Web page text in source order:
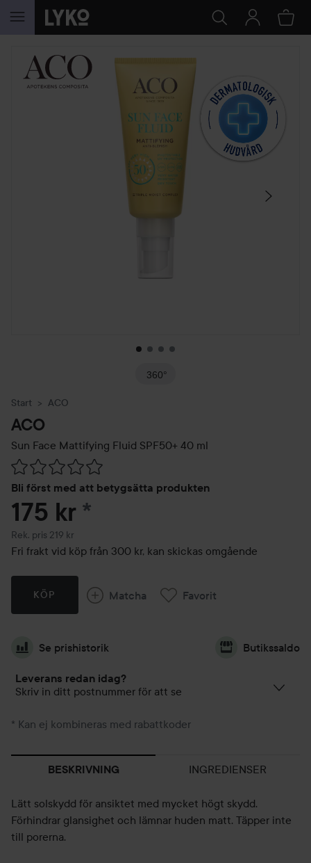
HOPPA TILL INNEHÅLLET
HOPPA ÖVER SEKTIONEN
360°
Start ACO
ACO
Sun Face Mattifying Fluid SPF50+ 40 ml
Bli först med att betygsätta produkten
Hoppa till Betyg & kommentarer
175 kr *
Rek. pris 219 kr
Rekommenderat pris 219 kr
Fri frakt vid köp från 300 kr, kan skickas omgående
KÖP Matcha Favorit
Se prishistorik Butikssaldo
Leverans redan idag?
Skriv in ditt postnummer för att se
* Kan ej kombineras med rabattkoder
BESKRIVNING INGREDIENSER
Lätt solskydd för ansiktet med mycket högt skydd.
Förhindrar glansighet och lämnar huden matt. Täpper inte
till porerna.